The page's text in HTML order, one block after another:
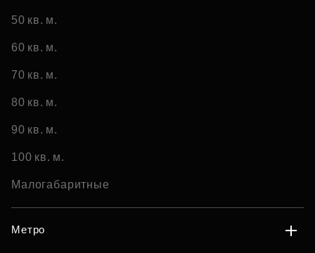
50 кв. м.
60 кв. м.
70 кв. м.
80 кв. м.
90 кв. м.
100 кв. м.
Малогабаритные
Метро